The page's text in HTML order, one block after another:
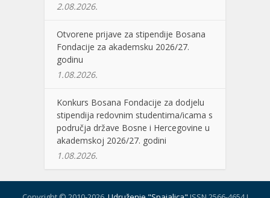
2.08.2026.
Otvorene prijave za stipendije Bosana
Fondacije za akademsku 2026/27.
godinu
1.08.2026.
Konkurs Bosana Fondacije za dodjelu
stipendija redovnim studentima/icama s
područja države Bosne i Hercegovine u
akademskoj 2026/27. godini
1.08.2026.